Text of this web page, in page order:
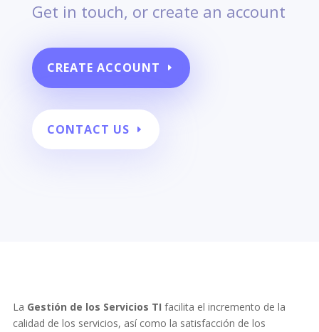
Get in touch, or create an account
CREATE ACCOUNT
CONTACT US
La Gestión de los Servicios TI facilita el incremento de la
calidad de los servicios, así como la satisfacción de los